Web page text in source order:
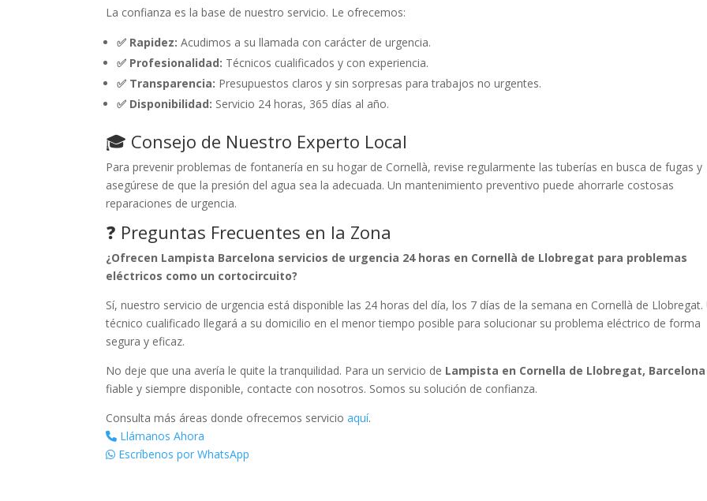
La confianza es la base de nuestro servicio. Le ofrecemos:
✅ Rapidez: Acudimos a su llamada con carácter de urgencia.
✅ Profesionalidad: Técnicos cualificados y con experiencia.
✅ Transparencia: Presupuestos claros y sin sorpresas para trabajos no urgentes.
✅ Disponibilidad: Servicio 24 horas, 365 días al año.
🎓 Consejo de Nuestro Experto Local
Para prevenir problemas de fontanería en su hogar de Cornellà, revise regularmente las tuberías en busca de fugas y
asegúrese de que la presión del agua sea la adecuada. Un mantenimiento preventivo puede ahorrarle costosas
reparaciones de urgencia.
❓ Preguntas Frecuentes en la Zona
¿Ofrecen Lampista Barcelona servicios de urgencia 24 horas en Cornellà de Llobregat para problemas
eléctricos como un cortocircuito?
Sí, nuestro servicio de urgencia está disponible las 24 horas del día, los 7 días de la semana en Cornellà de Llobregat.
técnico cualificado llegará a su domicilio en el menor tiempo posible para solucionar su problema eléctrico de forma
segura y eficaz.
No deje que una avería le quite la tranquilidad. Para un servicio de Lampista en Cornella de Llobregat, Barcelona
fiable y siempre disponible, contacte con nosotros. Somos su solución de confianza.
Consulta más áreas donde ofrecemos servicioaquí.
Llámanos Ahora
Escríbenos por WhatsApp